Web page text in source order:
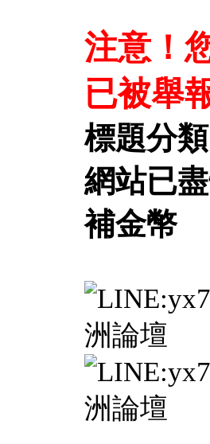
注意！
已被舉
標題分
網站已
補金幣